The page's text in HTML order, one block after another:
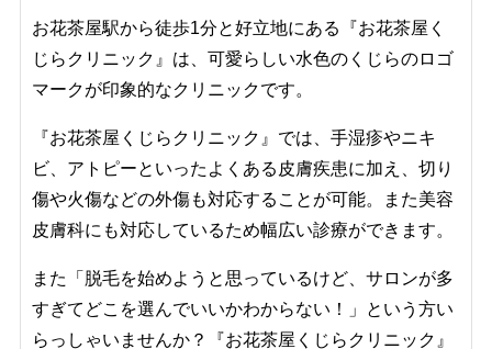
お花茶屋駅から徒歩1分と好立地にある『お花茶屋く
じらクリニック』は、可愛らしい水色のくじらのロゴ
マークが印象的なクリニックです。
『お花茶屋くじらクリニック』では、手湿疹やニキ
ビ、アトピーといったよくある皮膚疾患に加え、切り
傷や火傷などの外傷も対応することが可能。また美容
皮膚科にも対応しているため幅広い診療ができます。
また「脱毛を始めようと思っているけど、サロンが多
すぎてどこを選んでいいかわからない！」という方い
らっしゃいませんか？『お花茶屋くじらクリニック』